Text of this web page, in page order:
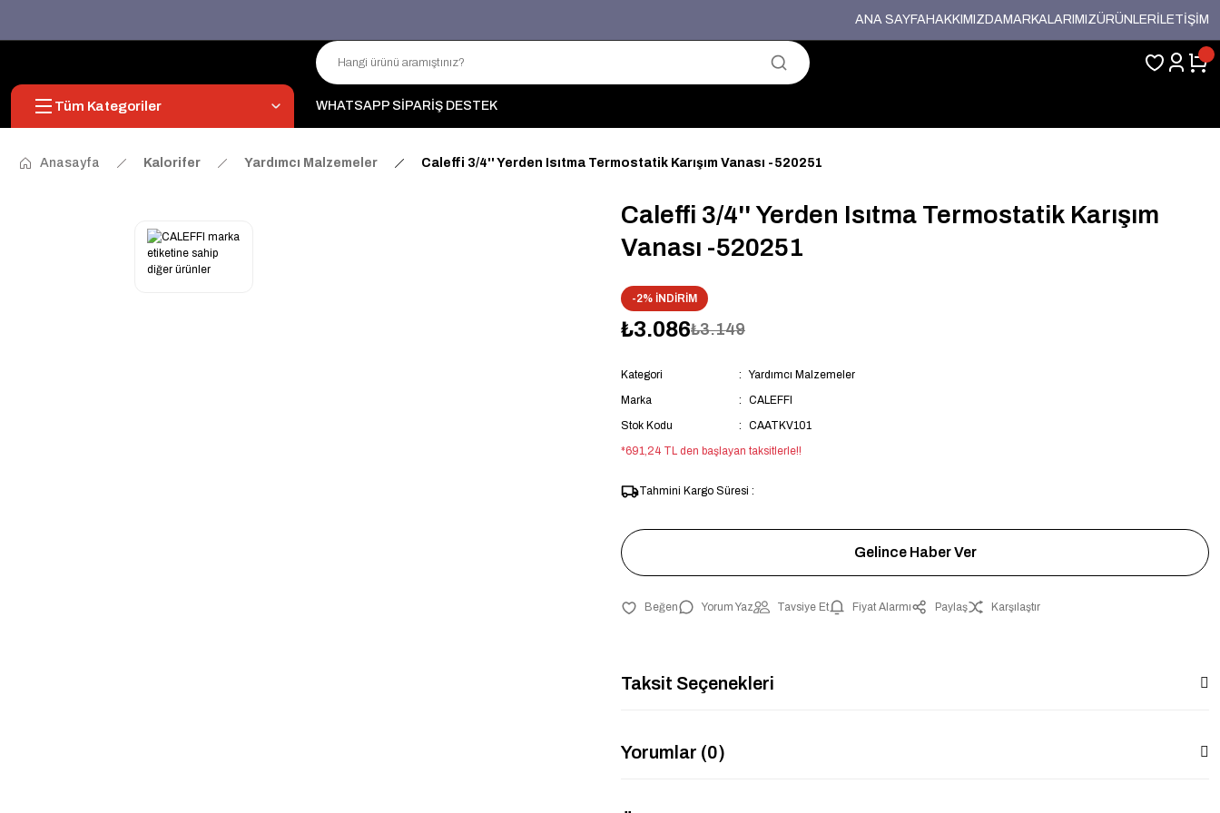
ANA SAYFAHAKKIMIZDAMARKALARIMIZÜRÜNLERİLETİŞİM
Tüm Kategoriler WHATSAPP SİPARİŞ DESTEK
Anasayfa Kalorifer Yardımcı Malzemeler Caleffi 3/4'' Yerden Isıtma Termostatik Karışım Vanası -520251
Caleffi 3/4'' Yerden Isıtma Termostatik Karışım
Vanası -520251
-2% İNDİRİM
₺3.086₺3.149
Kategori
Yardımcı Malzemeler
Marka
CALEFFI
Stok Kodu
CAATKV101
*691,24 TL den başlayan taksitlerle!!
Tahmini Kargo Süresi :
Gelince Haber Ver
Yorum Yaz Tavsiye Et Fiyat Alarmı Paylaş Karşılaştır
Taksit Seçenekleri
Yorumlar (0)